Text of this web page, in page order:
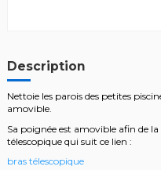
Description
Nettoie les parois des petites
amovible.
Sa poignée est amovible afin de
télescopique qui suit ce lien :
bras télescopique